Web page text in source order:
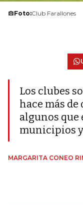
Foto:Club Farallones
Los clubes
hace más de
algunos que
municipios
MARGARITA CONEO